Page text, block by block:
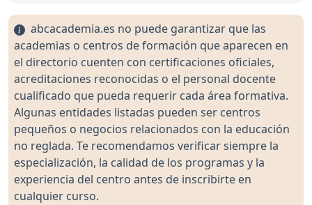
abcacademia.es no puede garantizar que las
academias o centros de formación que aparecen en
el directorio cuenten con certificaciones oficiales,
acreditaciones reconocidas o el personal docente
cualificado que pueda requerir cada área formativa.
Algunas entidades listadas pueden ser centros
pequeños o negocios relacionados con la educación
no reglada. Te recomendamos verificar siempre la
especialización, la calidad de los programas y la
experiencia del centro antes de inscribirte en
cualquier curso.